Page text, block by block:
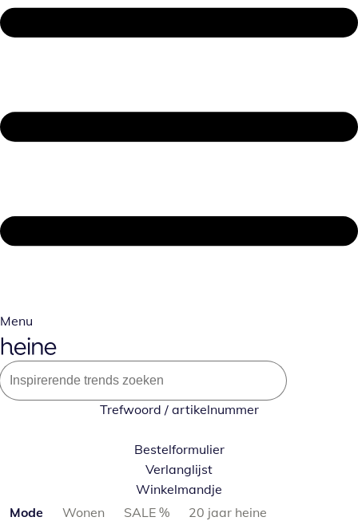
Menu
Trefwoord / artikelnummer
Bestelformulier
Verlanglijst
Winkelmandje
Productcategorieën overslaan
Mode Wonen SALE %
20 jaar heine